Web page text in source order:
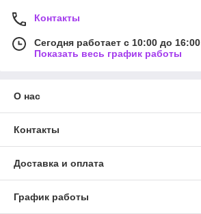
Контакты
Сегодня работает с 10:00 до 16:00
Показать весь график работы
О нас
Контакты
Доставка и оплата
График работы